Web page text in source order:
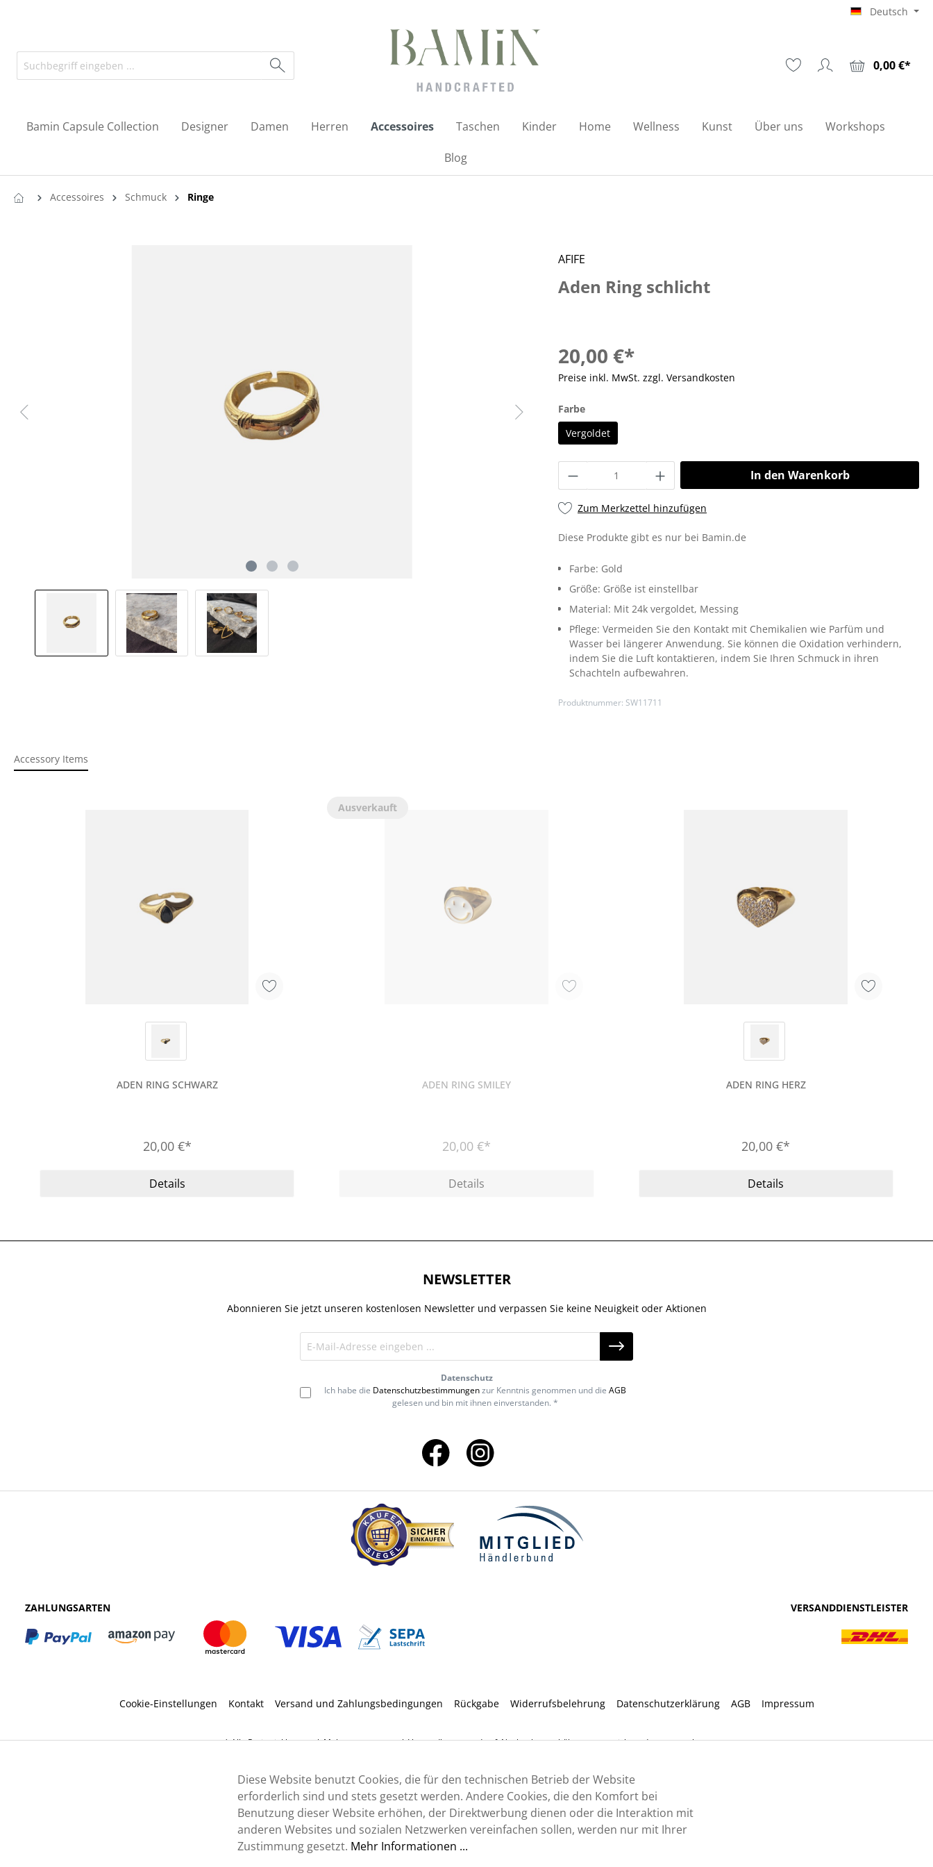
Deutsch
0,00 €*
Bamin Capsule Collection Designer Damen Herren Accessoires Taschen Kinder Home Wellness Kunst Über uns Workshops
Blog
Accessoires Schmuck Ringe
AFIFE
Aden Ring schlicht
20,00 €*
Preise inkl. MwSt. zzgl. Versandkosten
Farbe
Vergoldet
In den Warenkorb
Zum Merkzettel hinzufügen
Diese Produkte gibt es nur bei Bamin.de
Farbe: Gold
Größe: Größe ist einstellbar
Material: Mit 24k vergoldet, Messing
Pflege: Vermeiden Sie den Kontakt mit Chemikalien wie Parfüm und
Wasser bei längerer Anwendung. Sie können die Oxidation verhindern,
indem Sie die Luft kontaktieren, indem Sie Ihren Schmuck in ihren
Schachteln aufbewahren.
Produktnummer: SW11711
Accessory Items
ADEN RING SCHWARZ
20,00 €*
Details
Ausverkauft
ADEN RING SMILEY
20,00 €*
Details
ADEN RING HERZ
20,00 €*
Details
NEWSLETTER
Abonnieren Sie jetzt unseren kostenlosen Newsletter und verpassen Sie keine Neuigkeit oder Aktionen
Datenschutz
Ich habe die Datenschutzbestimmungenzur Kenntnis genommen und die AGB
gelesen und bin mit ihnen einverstanden. *
ZAHLUNGSARTEN VERSANDDIENSTLEISTER
Cookie-Einstellungen Kontakt Versand und Zahlungsbedingungen Rückgabe Widerrufsbelehrung Datenschutzerklärung AGB Impressum
* Alle Preise inkl. gesetzl. Mehrwertsteuer zzgl.Versandkostenund ggf. Nachnahmegebühren, wenn nicht anders angegeben.
Diese Website benutzt Cookies, die für den technischen Betrieb der Website
erforderlich sind und stets gesetzt werden. Andere Cookies, die den Komfort bei
Benutzung dieser Website erhöhen, der Direktwerbung dienen oder die Interaktion mit
anderen Websites und sozialen Netzwerken vereinfachen sollen, werden nur mit Ihrer
Zustimmung gesetzt. Mehr Informationen ...